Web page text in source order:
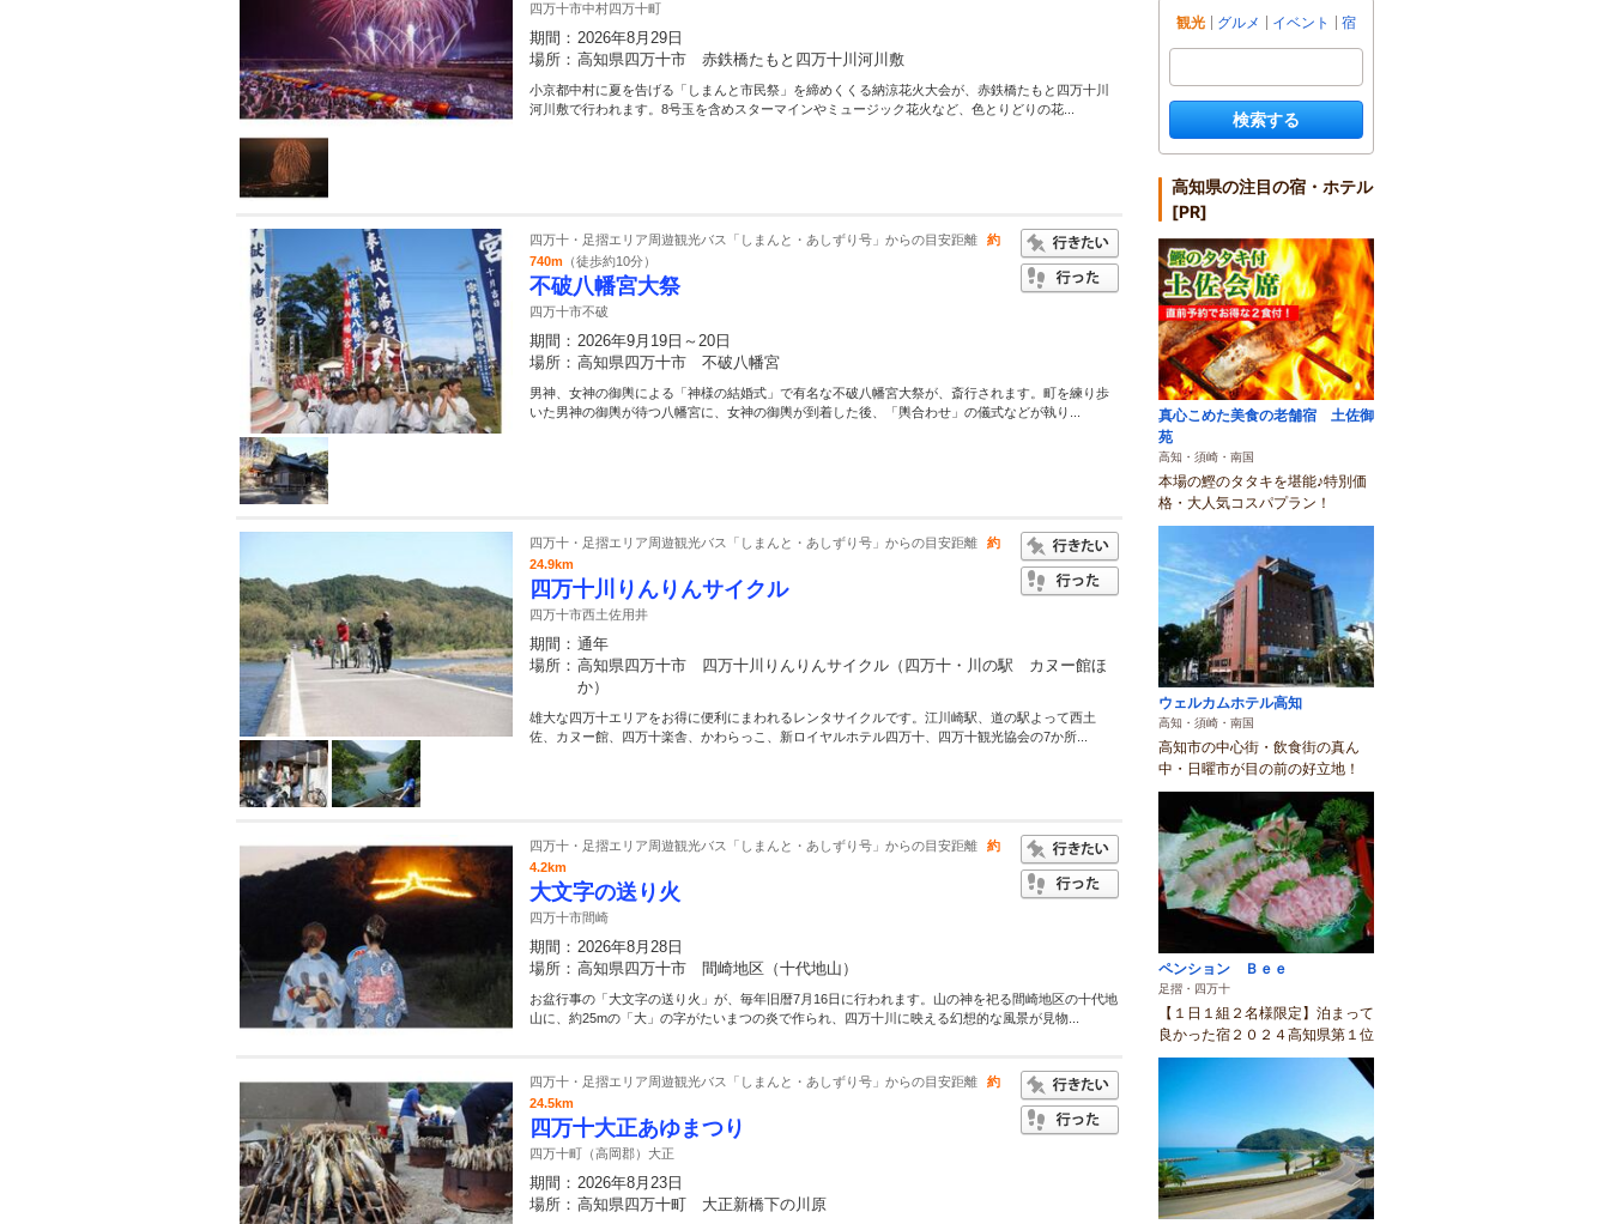
四万十市中村四万十町
期間： 2026年8月29日
場所： 高知県四万十市 赤鉄橋たもと四万十川河川敷
小京都中村に夏を告げる「しまんと市民祭」を締めくくる納涼花火大会が、赤鉄橋たもと四万十川
河川敷で行われます。8号玉を含めスターマインやミュージック花火など、色とりどりの花...
四万十・足摺エリア周遊観光バス「しまんと・あしずり号」からの目安距離
約
740m （徒歩約10分）
不破八幡宮大祭
四万十市不破
期間： 2026年9月19日～20日
場所： 高知県四万十市 不破八幡宮
男神、女神の御輿による「神様の結婚式」で有名な不破八幡宮大祭が、斎行されます。町を練り歩
いた男神の御輿が待つ八幡宮に、女神の御輿が到着した後、「輿合わせ」の儀式などが執り...
四万十・足摺エリア周遊観光バス「しまんと・あしずり号」からの目安距離
約
24.9km
四万十川りんりんサイクル
四万十市西土佐用井
期間： 通年
場所： 高知県四万十市 四万十川りんりんサイクル（四万十・川の駅 カヌー館ほ
か）
雄大な四万十エリアをお得に便利にまわれるレンタサイクルです。江川崎駅、道の駅よって西土
佐、カヌー館、四万十楽舎、かわらっこ、新ロイヤルホテル四万十、四万十観光協会の7か所...
四万十・足摺エリア周遊観光バス「しまんと・あしずり号」からの目安距離
約
4.2km
大文字の送り火
四万十市間崎
期間： 2026年8月28日
場所： 高知県四万十市 間崎地区（十代地山）
お盆行事の「大文字の送り火」が、毎年旧暦7月16日に行われます。山の神を祀る間崎地区の十代地
山に、約25mの「大」の字がたいまつの炎で作られ、四万十川に映える幻想的な風景が見物...
四万十・足摺エリア周遊観光バス「しまんと・あしずり号」からの目安距離
約
24.5km
四万十大正あゆまつり
四万十町（高岡郡）大正
期間： 2026年8月23日
場所： 高知県四万十町 大正新橋下の川原
観光 グルメ イベント 宿
検索する
高知県の注目の宿・ホテル
[PR]
真心こめた美食の老舗宿 土佐御
苑
高知・須崎・南国
本場の鰹のタタキを堪能♪特別価
格・大人気コスパプラン！
ウェルカムホテル高知
高知・須崎・南国
高知市の中心街・飲食街の真ん
中・日曜市が目の前の好立地！
ペンション Ｂｅｅ
足摺・四万十
【１日１組２名様限定】泊まって
良かった宿２０２４高知県第１位